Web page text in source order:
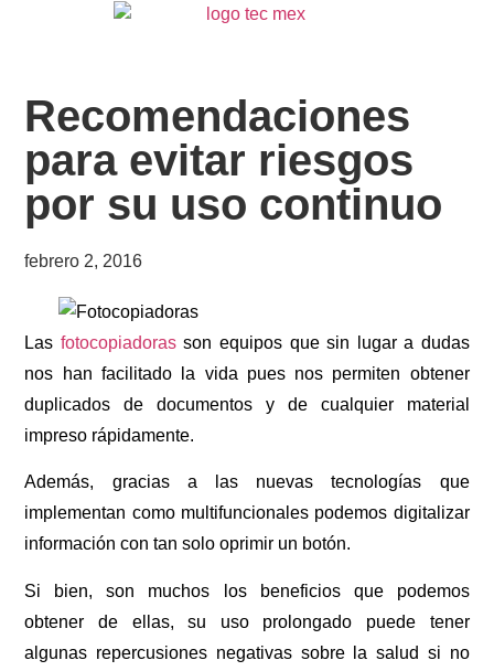
Recomendaciones
para evitar riesgos
por su uso continuo
febrero 2, 2016
Las fotocopiadorasson equipos que sin lugar a dudas
nos han facilitado la vida pues nos permiten obtener
duplicados de documentos y de cualquier material
impreso rápidamente.
Además, gracias a las nuevas tecnologías que
implementan como multifuncionales podemos digitalizar
información con tan solo oprimir un botón.
Si bien, son muchos los beneficios que podemos
obtener de ellas, su uso prolongado puede tener
algunas repercusiones negativas sobre la salud si no